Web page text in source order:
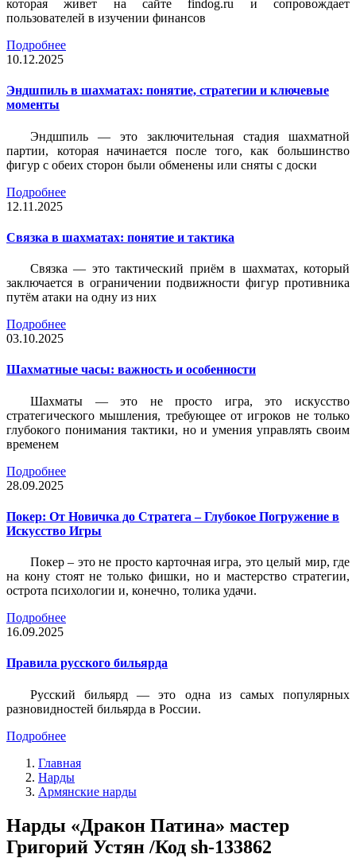
которая живет на сайте findog.ru и сопровождает
пользователей в изучении финансов
Подробнее
10.12.2025
Эндшпиль в шахматах: понятие, стратегии и ключевые
моменты
Эндшпиль — это заключительная стадия шахматной
партии, которая начинается после того, как большинство
фигур с обеих сторон были обменены или сняты с доски
Подробнее
12.11.2025
Связка в шахматах: понятие и тактика
Связка — это тактический приём в шахматах, который
заключается в ограничении подвижности фигур противника
путём атаки на одну из них
Подробнее
03.10.2025
Шахматные часы: важность и особенности
Шахматы — это не просто игра, это искусство
стратегического мышления, требующее от игроков не только
глубокого понимания тактики, но и умения управлять своим
временем
Подробнее
28.09.2025
Покер: От Новичка до Стратега – Глубокое Погружение в
Искусство Игры
Покер – это не просто карточная игра, это целый мир, где
на кону стоят не только фишки, но и мастерство стратегии,
острота психологии и, конечно, толика удачи.
Подробнее
16.09.2025
Правила русского бильярда
Русский бильярд — это одна из самых популярных
разновидностей бильярда в России.
Подробнее
Главная
Нарды
Армянские нарды
Нарды «Дракон Патина» мастер
Григорий Устян /Код sh-133862